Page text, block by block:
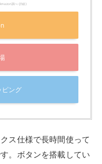
調べ-詳細)
ング
ス仕様で長時間使って
。ボタンを搭載してい